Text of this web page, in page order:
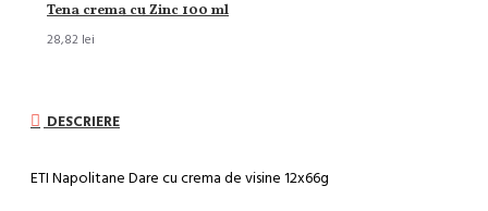
Tena crema cu Zinc 100 ml
28,82 lei
DESCRIERE
ETI Napolitane Dare cu crema de visine 12x66g